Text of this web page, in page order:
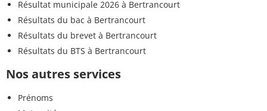
Résultat municipale 2026 à Bertrancourt
Résultats du bac à Bertrancourt
Résultats du brevet à Bertrancourt
Résultats du BTS à Bertrancourt
Nos autres services
Prénoms